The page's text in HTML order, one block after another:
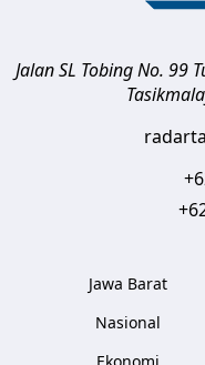
Jalan SL Tobing No. 99
Jawa Barat
Nasional